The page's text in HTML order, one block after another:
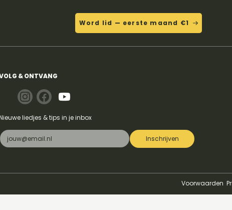
Word lid — eerste maand €1
& ONTVANG
liedjes & tips in je inbox
Inschrijven
Voorwaarden